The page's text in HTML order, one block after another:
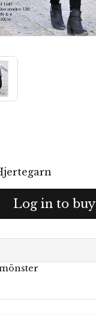
Log in to buy